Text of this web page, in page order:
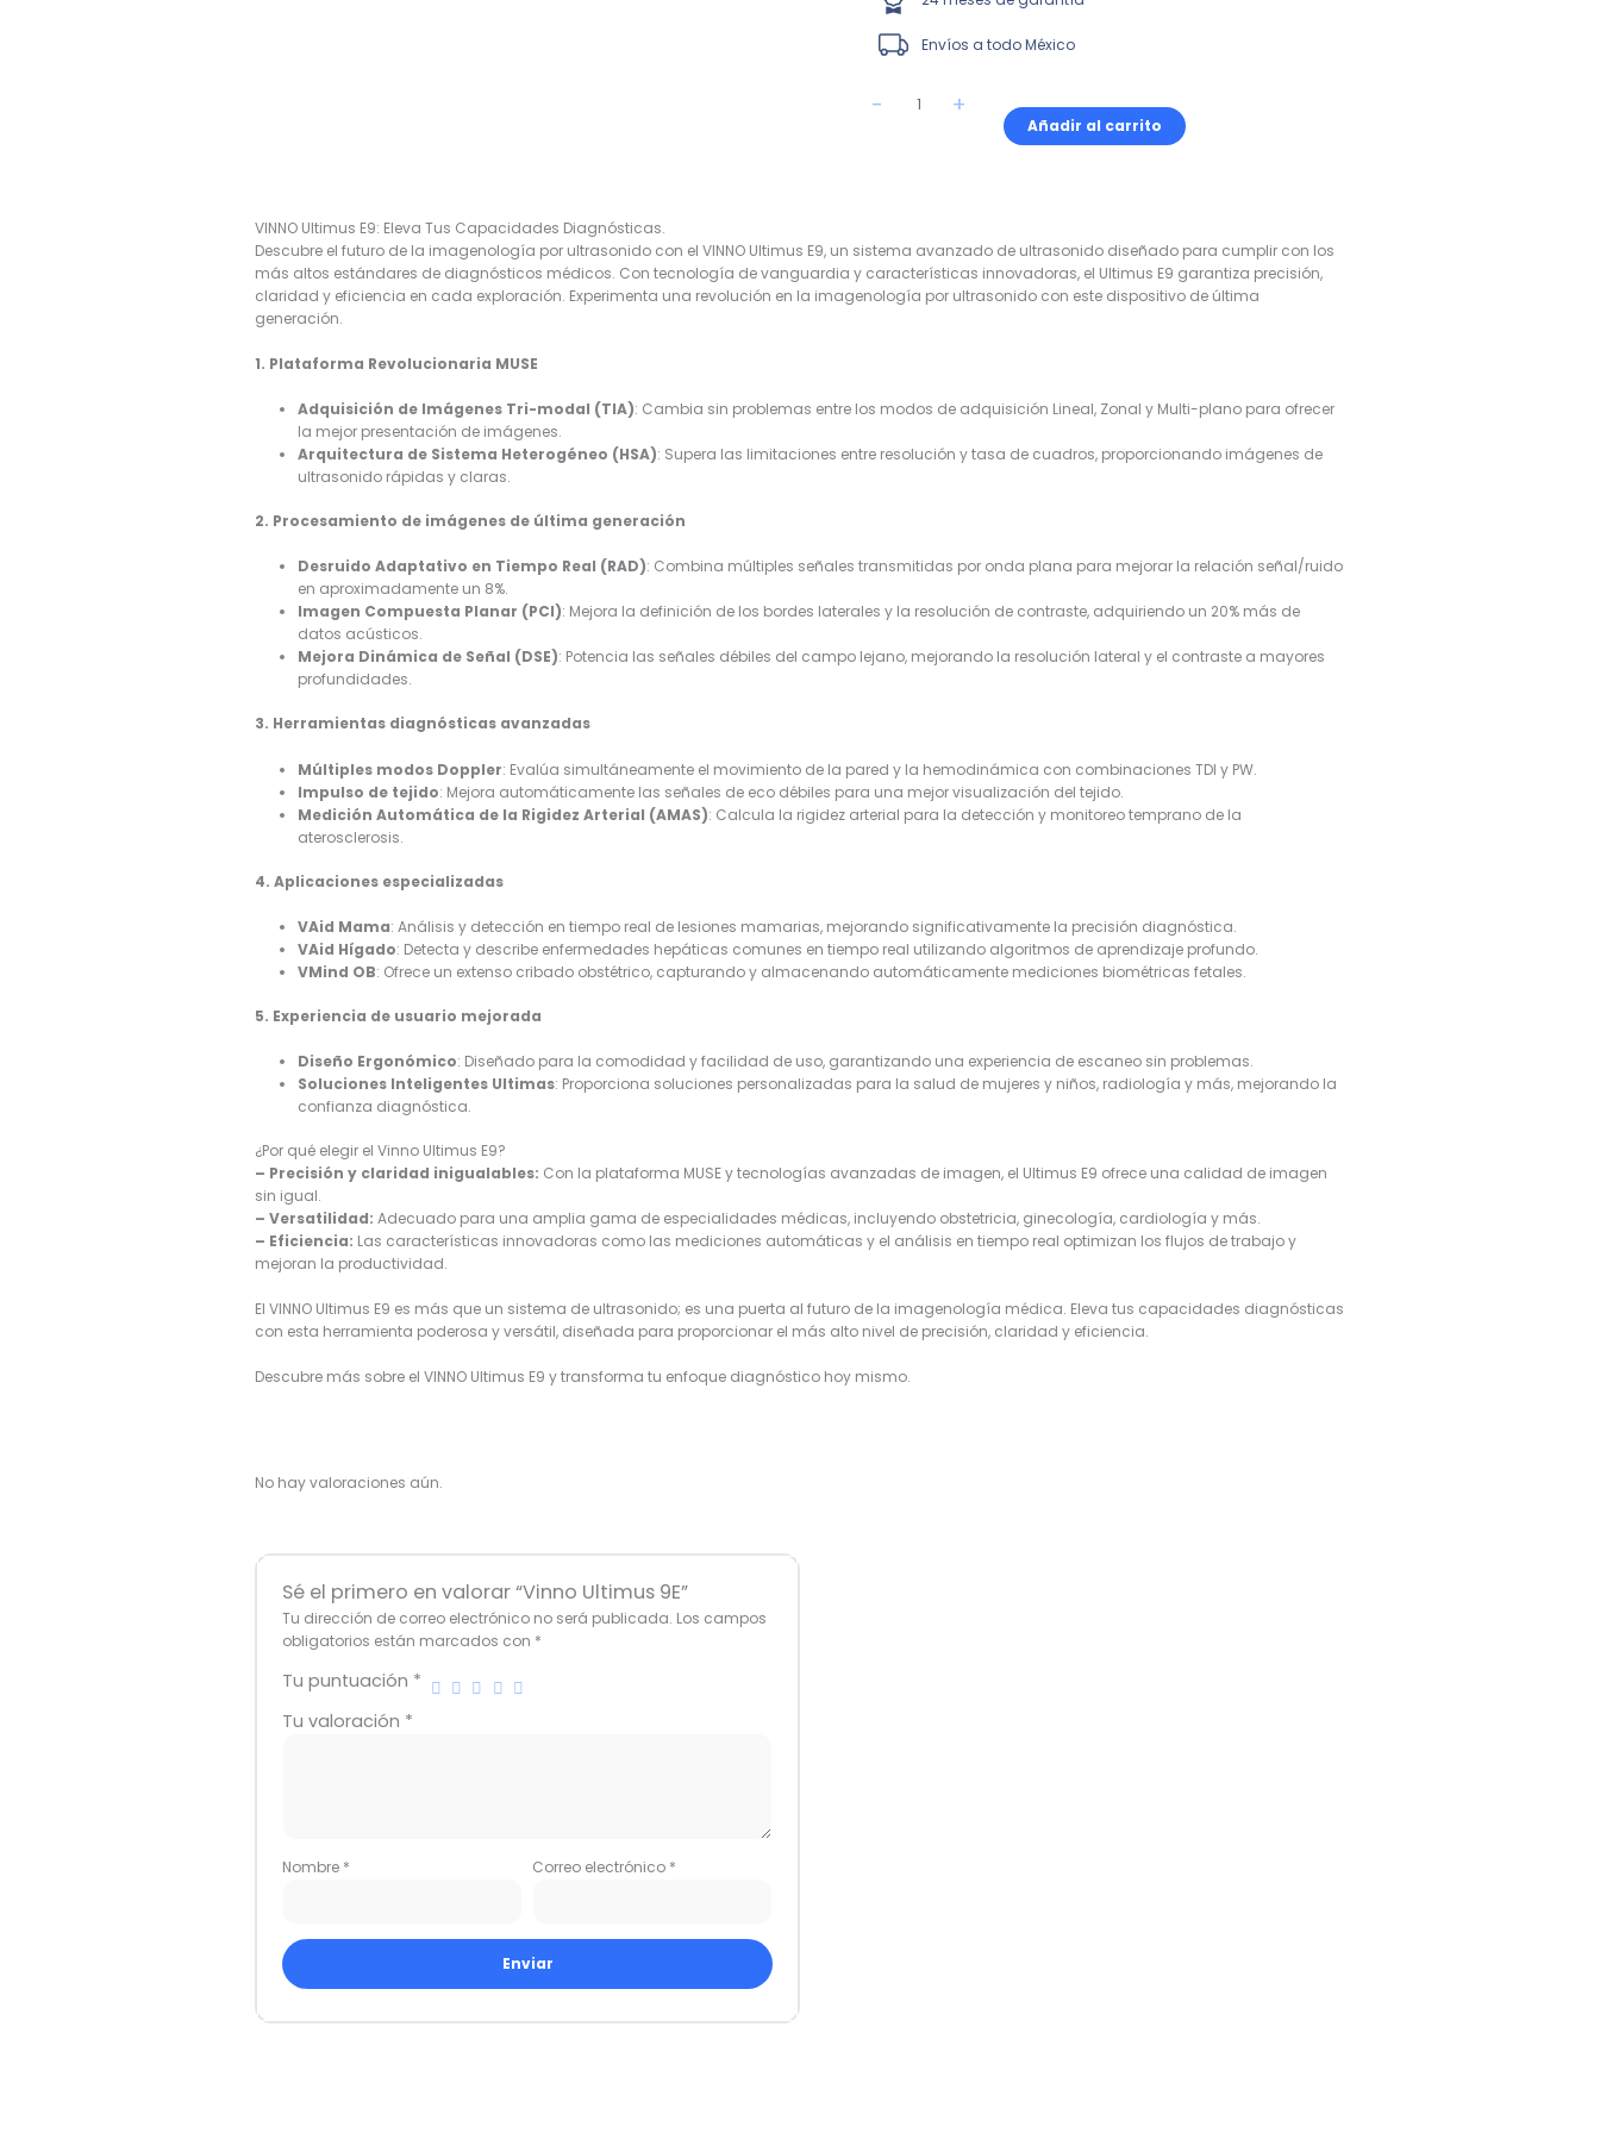
Envíos a todo México
- +
Añadir al carrito
VINNO Ultimus E9: Eleva Tus Capacidades Diagnósticas.
Descubre el futuro de la imagenología por ultrasonido con el VINNO Ultimus E9, un sistema avanzado de ultrasonido diseñado para cumplir con los
más altos estándares de diagnósticos médicos. Con tecnología de vanguardia y características innovadoras, el Ultimus E9 garantiza precisión,
claridad y eficiencia en cada exploración. Experimenta una revolución en la imagenología por ultrasonido con este dispositivo de última
generación.
1. Plataforma Revolucionaria MUSE
Adquisición de Imágenes Tri-modal (TIA): Cambia sin problemas entre los modos de adquisición Lineal, Zonal y Multi-plano para ofrecer
la mejor presentación de imágenes.
Arquitectura de Sistema Heterogéneo (HSA): Supera las limitaciones entre resolución y tasa de cuadros, proporcionando imágenes de
ultrasonido rápidas y claras.
2. Procesamiento de imágenes de última generación
Desruido Adaptativo en Tiempo Real (RAD): Combina múltiples señales transmitidas por onda plana para mejorar la relación señal/ruido
en aproximadamente un 8%.
Imagen Compuesta Planar (PCI): Mejora la definición de los bordes laterales y la resolución de contraste, adquiriendo un 20% más de
datos acústicos.
Mejora Dinámica de Señal (DSE): Potencia las señales débiles del campo lejano, mejorando la resolución lateral y el contraste a mayores
profundidades.
3. Herramientas diagnósticas avanzadas
Múltiples modos Doppler: Evalúa simultáneamente el movimiento de la pared y la hemodinámica con combinaciones TDI y PW.
Impulso de tejido: Mejora automáticamente las señales de eco débiles para una mejor visualización del tejido.
Medición Automática de la Rigidez Arterial (AMAS): Calcula la rigidez arterial para la detección y monitoreo temprano de la
aterosclerosis.
4. Aplicaciones especializadas
VAid Mama: Análisis y detección en tiempo real de lesiones mamarias, mejorando significativamente la precisión diagnóstica.
VAid Hígado: Detecta y describe enfermedades hepáticas comunes en tiempo real utilizando algoritmos de aprendizaje profundo.
VMind OB: Ofrece un extenso cribado obstétrico, capturando y almacenando automáticamente mediciones biométricas fetales.
5. Experiencia de usuario mejorada
Diseño Ergonómico: Diseñado para la comodidad y facilidad de uso, garantizando una experiencia de escaneo sin problemas.
Soluciones Inteligentes Ultimas: Proporciona soluciones personalizadas para la salud de mujeres y niños, radiología y más, mejorando la
confianza diagnóstica.
¿Por qué elegir el Vinno Ultimus E9?
– Precisión y claridad inigualables: Con la plataforma MUSE y tecnologías avanzadas de imagen, el Ultimus E9 ofrece una calidad de imagen
sin igual.
– Versatilidad: Adecuado para una amplia gama de especialidades médicas, incluyendo obstetricia, ginecología, cardiología y más.
– Eficiencia: Las características innovadoras como las mediciones automáticas y el análisis en tiempo real optimizan los flujos de trabajo y
mejoran la productividad.
El VINNO Ultimus E9 es más que un sistema de ultrasonido; es una puerta al futuro de la imagenología médica. Eleva tus capacidades diagnósticas
con esta herramienta poderosa y versátil, diseñada para proporcionar el más alto nivel de precisión, claridad y eficiencia.
Descubre más sobre el VINNO Ultimus E9 y transforma tu enfoque diagnóstico hoy mismo.
No hay valoraciones aún.
Sé el primero en valorar “Vinno Ultimus 9E”
Tu dirección de correo electrónico no será publicada. Los campos
obligatorios están marcados con *
Tu puntuación *
Tu valoración *
Nombre * Correo electrónico *